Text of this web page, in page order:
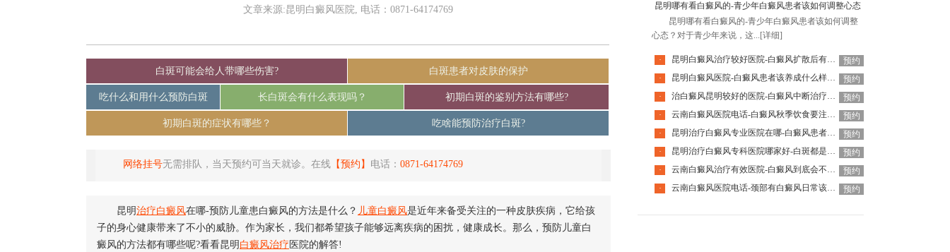
文章来源:昆明白癜风医院, 电话：0871-64174769
白斑可能会给人带哪些伤害? 白斑患者对皮肤的保护
吃什么和用什么预防白斑 长白斑会有什么表现吗？ 初期白斑的鉴别方法有哪些?
初期白斑的症状有哪些？ 吃啥能预防治疗白斑?
网络挂号无需排队，当天预约可当天就诊。在线 【预约】 电话： 0871-64174769
昆明治疗白癜风在哪-预防儿童患白癜风的方法是什么？ 儿童白癜风是近年来备受关注的一种皮肤疾病，它给孩
子的身心健康带来了不小的威胁。作为家长，我们都希望孩子能够远离疾病的困扰，健康成长。那么，预防儿童白
癜风的方法都有哪些呢?看看昆明 白癜风治疗 医院的解答!
昆明哪有看白癜风的-青少年白癜风患者该如何调整心态
昆明哪有看白癜风的-青少年白癜风患者该如何调整
心态？对于青少年来说，这... [详细]
· 昆明白癜风治疗较好医院-白癜风扩散后有哪些表现
预约
·
昆明白癜风医院-白癜风患者该养成什么样的饮食习惯呢
预约
·
治白癜风昆明较好的医院-白癜风中断治疗会有什么影响呢
预约
·
云南白癜风医院电话-白癜风秋季饮食要注意什么
预约
·
昆明治疗白癜风专业医院在哪-白癜风患者国庆出游要注意什么
预约
·
昆明治疗白癜风专科医院哪家好-白斑都是白癜风吗
预约
·
云南白癜风治疗有效医院-白癜风到底会不会遗传下一代
预约
·
云南白癜风医院电话-颈部有白癜风日常该怎么护理呢 预约